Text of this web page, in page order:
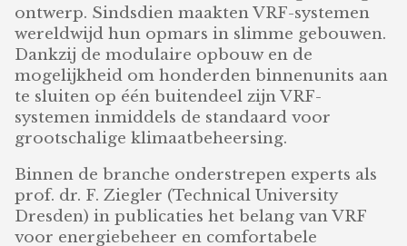
ontwerp. Sindsdien maakten VRF-systemen
wereldwijd hun opmars in slimme gebouwen.
Dankzij de modulaire opbouw en de
mogelijkheid om honderden binnenunits aan
te sluiten op één buitendeel zijn VRF-
systemen inmiddels de standaard voor
grootschalige klimaatbeheersing.
Binnen de branche onderstrepen experts als
prof. dr. F. Ziegler (Technical University
Dresden) in publicaties het belang van VRF
voor energiebeheer en comfortabele